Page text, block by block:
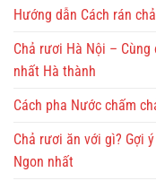
Hướng dẫn Cách rán
Chả rươi Hà Nội –
nhất Hà thành
Cách pha Nước chấm
Chả rươi ăn với gì? Gợi
Ngon nhất